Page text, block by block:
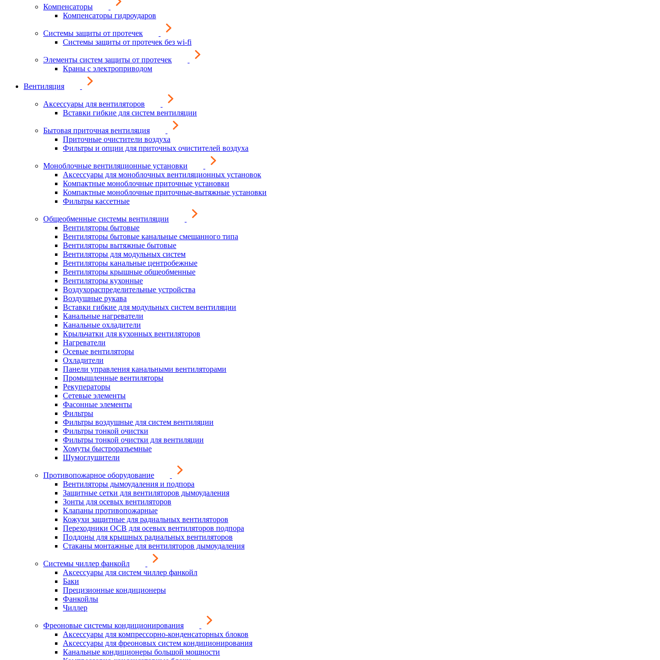
Компенсаторы
Компенсаторы гидроударов
Системы защиты от протечек
Системы защиты от протечек без wi-fi
Элементы систем защиты от протечек
Краны с электроприводом
Вентиляция
Аксессуары для вентиляторов
Вставки гибкие для систем вентиляции
Бытовая приточная вентиляция
Приточные очистители воздуха
Фильтры и опции для приточных очистителей воздуха
Моноблочные вентиляционные установки
Аксессуары для моноблочных вентиляционных установок
Компактные моноблочные приточные установки
Компактные моноблочные приточные-вытяжные установки
Фильтры кассетные
Общеобменные системы вентиляции
Вентиляторы бытовые
Вентиляторы бытовые канальные смешанного типа
Вентиляторы вытяжные бытовые
Вентиляторы для модульных систем
Вентиляторы канальные центробежные
Вентиляторы крышные общеобменные
Вентиляторы кухонные
Воздухораспределительные устройства
Воздушные рукава
Вставки гибкие для модульных систем вентиляции
Канальные нагреватели
Канальные охладители
Крыльчатки для кухонных вентиляторов
Нагреватели
Осевые вентиляторы
Охладители
Панели управления канальными вентиляторами
Промышленные вентиляторы
Рекуператоры
Сетевые элементы
Фасонные элементы
Фильтры
Фильтры воздушные для систем вентиляции
Фильтры тонкой очистки
Фильтры тонкой очистки для вентиляции
Хомуты быстроразъемные
Шумоглушители
Противопожарное оборудование
Вентиляторы дымоудаления и подпора
Защитные сетки для вентиляторов дымоудаления
Зонты для осевых вентиляторов
Клапаны противопожарные
Кожухи защитные для радиальных вентиляторов
Переходники ОСВ для осевых вентиляторов подпора
Поддоны для крышных радиальных вентиляторов
Стаканы монтажные для вентиляторов дымоудаления
Системы чиллер фанкойл
Аксессуары для систем чиллер фанкойл
Баки
Прецизионные кондиционеры
Фанкойлы
Чиллер
Фреоновые системы кондиционирования
Аксессуары для компрессорно-конденсаторных блоков
Аксессуары для фреоновых систем кондиционирования
Канальные кондиционеры большой мощности